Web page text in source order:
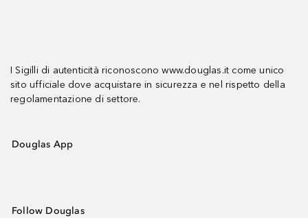
I Sigilli di autenticità riconoscono www.douglas.it come unico
sito ufficiale dove acquistare in sicurezza e nel rispetto della
regolamentazione di settore.
Douglas App
Follow Douglas